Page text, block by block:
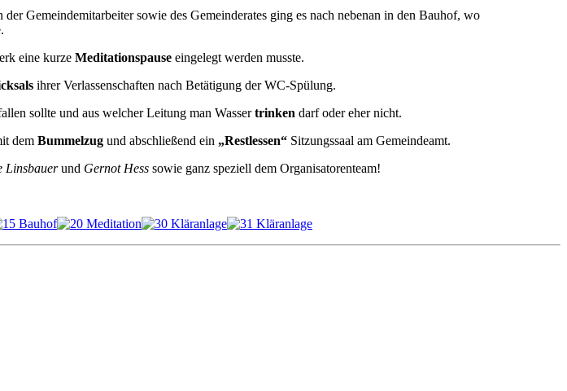
Gemeindemitarbeiter sowie des Gemeinderates ging es nach nebenan in den Bauhof, wo
eine kurze Meditationspause eingelegt werden musste.
ihrer Verlassenschaften nach Betätigung der WC-Spülung.
sollte und aus welcher Leitung man Wassertrinken darf oder eher nicht.
dem Bummelzug und abschließend ein „Restlessen“ Sitzungssaal am Gemeindeamt.
Linsbauerund Gernot Hess sowie ganz speziell dem Organisatorenteam!